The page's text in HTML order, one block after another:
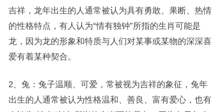
吉祥，龙年出生的人通常被认为具有勇敢、果断、热情
的性格特点，有人认为“情有独钟”所指的生肖可能是
龙，因为龙的形象和特质与人们对某事或某物的深深喜
爱有着某种契合。
2、兔：兔子温顺、可爱，常被视为吉祥的象征，兔年
出生的人通常被认为性格温和、善良、富有爱心，也有